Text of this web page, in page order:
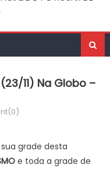
11) Na Globo –
grade desta
e toda a grade de